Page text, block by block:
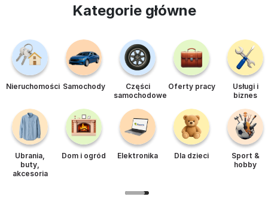
Kategorie główne
Nieruchomości
Ubrania,
buty,
akcesoria
Samochody
Dom i ogród
Części
samochodowe
Elektronika
Oferty pracy
Dla dzieci
Usługi i
biznes
Sport &
hobby